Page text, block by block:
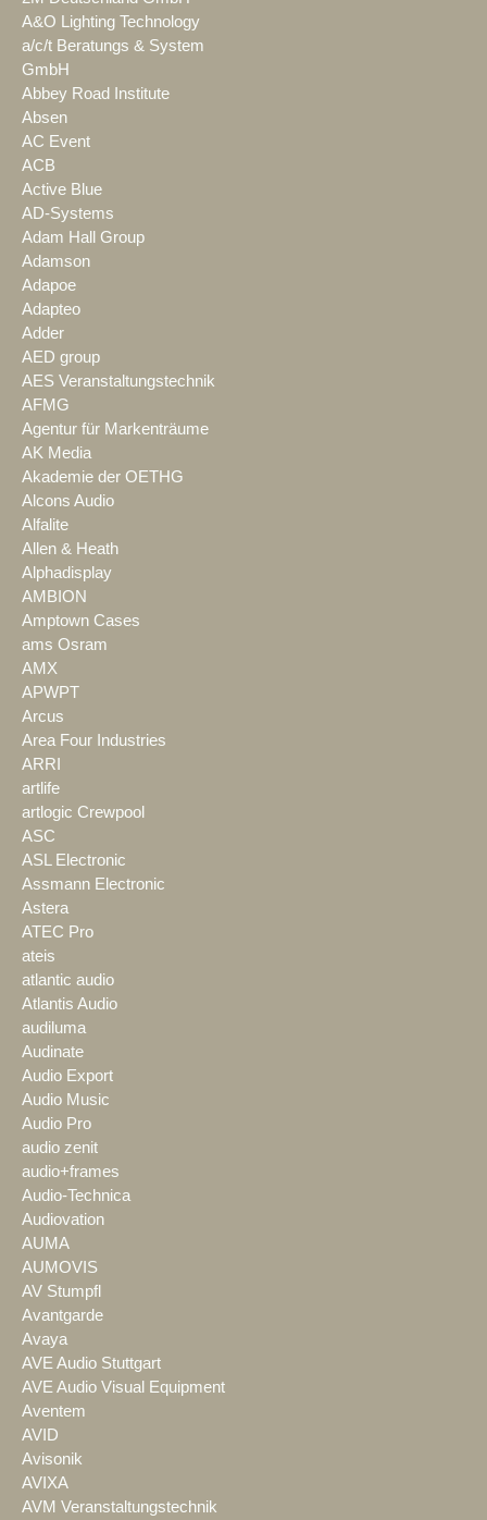
A&O Lighting Technology
a/c/t Beratungs & System
GmbH
Abbey Road Institute
Absen
AC Event
ACB
Active Blue
AD-Systems
Adam Hall Group
Adamson
Adapoe
Adapteo
Adder
AED group
AES Veranstaltungstechnik
AFMG
Agentur für Markenträume
AK Media
Akademie der OETHG
Alcons Audio
Alfalite
Allen & Heath
Alphadisplay
AMBION
Amptown Cases
ams Osram
AMX
APWPT
Arcus
Area Four Industries
ARRI
artlife
artlogic Crewpool
ASC
ASL Electronic
Assmann Electronic
Astera
ATEC Pro
ateis
atlantic audio
Atlantis Audio
audiluma
Audinate
Audio Export
Audio Music
Audio Pro
audio zenit
audio+frames
Audio-Technica
Audiovation
AUMA
AUMOVIS
AV Stumpfl
Avantgarde
Avaya
AVE Audio Stuttgart
AVE Audio Visual Equipment
Aventem
AVID
Avisonik
AVIXA
AVM Veranstaltungstechnik